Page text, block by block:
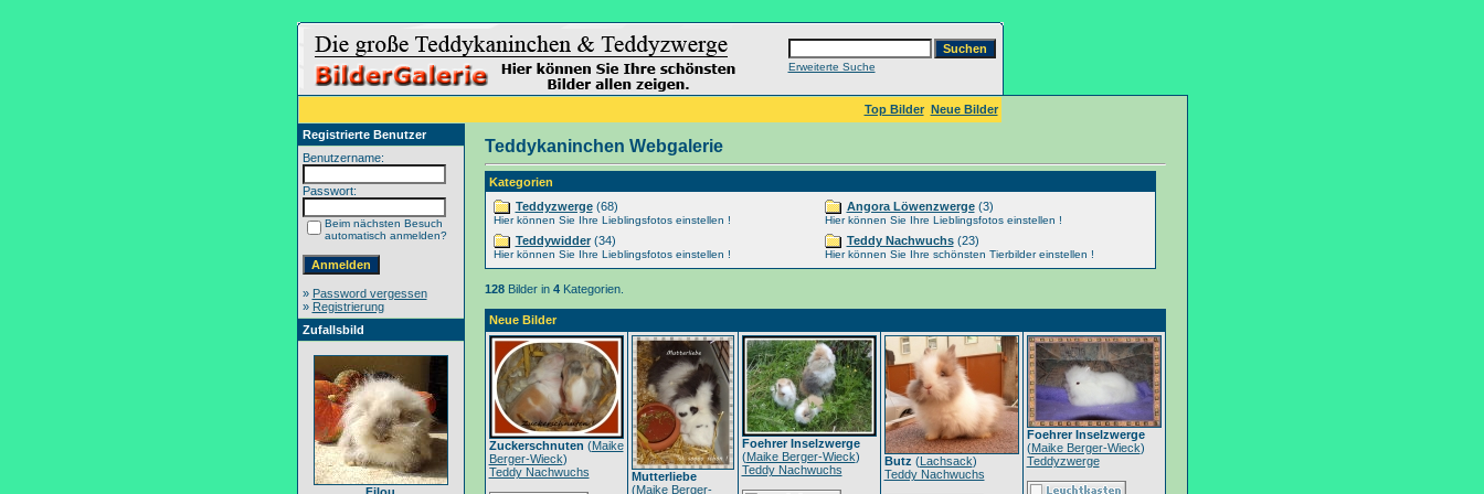
Erweiterte Suche
Top Bilder Neue Bilder
Registrierte Benutzer
Benutzername:
Passwort:
Beim nächsten Besuch
automatisch anmelden?
» Password vergessen
» Registrierung
Zufallsbild
Teddykaninchen Webgalerie
Kategorien
Teddyzwerge(68)
Hier können Sie Ihre Lieblingsfotos einstellen !
Teddywidder(34)
Hier können Sie Ihre Lieblingsfotos einstellen !
Angora Löwenzwerge(3)
Hier können Sie Ihre Lieblingsfotos einstellen !
Teddy Nachwuchs(23)
Hier können Sie Ihre schönsten Tierbilder einstellen !
128Bilder in 4Kategorien.
Neue Bilder
Zuckerschnuten (Maike
Berger-Wieck)
Teddy Nachwuchs
Mutterliebe
(Maike Berger-
Foehrer Inselzwerge
(Maike Berger-Wieck)
Teddy Nachwuchs
Butz (Lachsack)
Teddy Nachwuchs
Foehrer Inselzwerge
(Maike Berger-Wieck)
Teddyzwerge